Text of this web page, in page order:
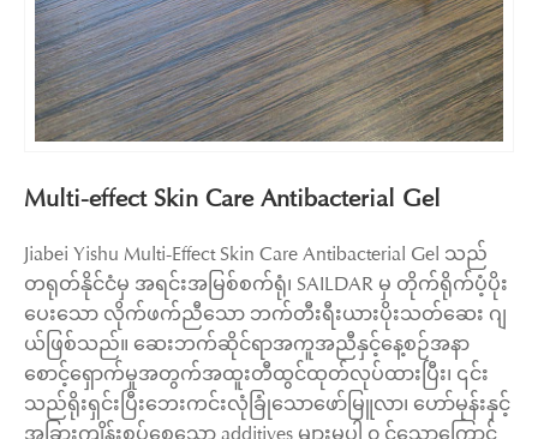
Multi-effect Skin Care Antibacterial Gel
Jiabei Yishu Multi-Effect Skin Care Antibacterial Gel သည်
တရုတ်နိုင်ငံမှ အရင်းအမြစ်စက်ရုံ၊ SAILDAR မှ တိုက်ရိုက်ပံ့ပိုး
ပေးသော လိုက်ဖက်ညီသော ဘက်တီးရီးယားပိုးသတ်ဆေး ဂျ
ယ်ဖြစ်သည်။ ဆေးဘက်ဆိုင်ရာအကူအညီနှင့်နေ့စဉ်အနာ
စောင့်ရှောက်မှုအတွက်အထူးတီထွင်ထုတ်လုပ်ထားပြီး၊ ၎င်း
သည်ရိုးရှင်းပြီးဘေးကင်းလုံခြုံသောဖော်မြူလာ၊ ဟော်မုန်းနှင့်